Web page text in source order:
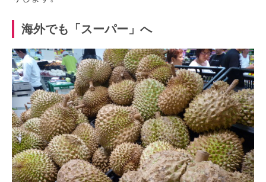
海外でも「スーパー」へ